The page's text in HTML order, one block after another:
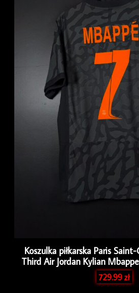
Koszulka piłkarska Paris
Third Air Jordan Kylian
729.99zł